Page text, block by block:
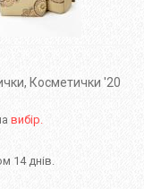
, Косметички '20
вибір.
14 днів.